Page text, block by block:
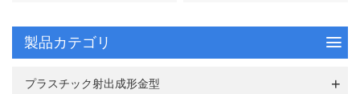
製品カテゴリ
プラスチック射出成形金型